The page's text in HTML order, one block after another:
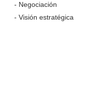
- Negociación
- Visión estratégica